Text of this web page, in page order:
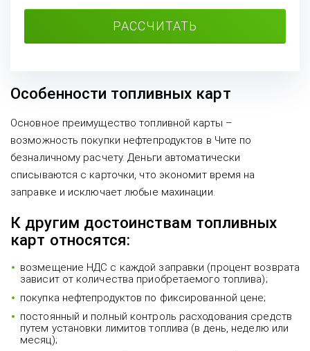
РАССЧИТАТЬ
Особенности топливных карт
Основное преимущество топливной карты –
возможность покупки нефтепродуктов в Чите по
безналичному расчету. Деньги автоматически
списываются с карточки, что экономит время на
заправке и исключает любые махинации.
К другим достоинствам топливных
карт относятся:
возмещение НДС с каждой заправки (процент возврата
зависит от количества приобретаемого топлива);
покупка нефтепродуктов по фиксированной цене;
постоянный и полный контроль расходования средств
путем установки лимитов топлива (в день, неделю или
месяц);